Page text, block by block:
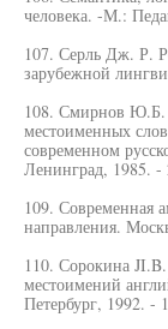
человека. -М.:
107. Серль Дж. Р.
зарубежной
108. Смирнов Ю.Б.
местоименных
современном
Ленинград, 1985. -
109. Современная
направления.
110. Сорокина
местоимений
Петербург, 1992. -